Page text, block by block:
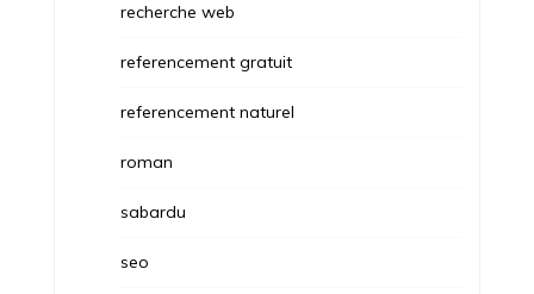
recherche web
referencement gratuit
referencement naturel
roman
sabardu
seo